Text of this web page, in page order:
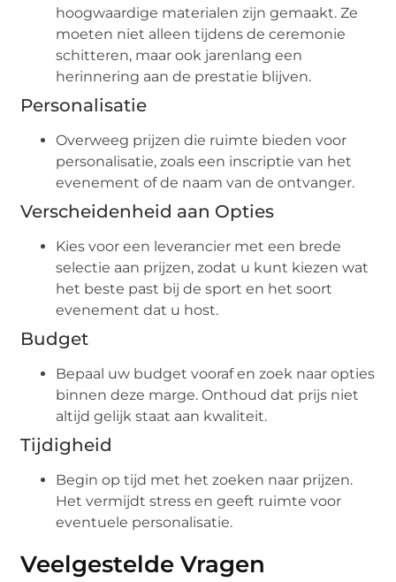
hoogwaardige materialen zijn gemaakt. Ze
moeten niet alleen tijdens de ceremonie
schitteren, maar ook jarenlang een
herinnering aan de prestatie blijven.
Personalisatie
Overweeg prijzen die ruimte bieden voor
personalisatie, zoals een inscriptie van het
evenement of de naam van de ontvanger.
Verscheidenheid aan Opties
Kies voor een leverancier met een brede
selectie aan prijzen, zodat u kunt kiezen wat
het beste past bij de sport en het soort
evenement dat u host.
Budget
Bepaal uw budget vooraf en zoek naar opties
binnen deze marge. Onthoud dat prijs niet
altijd gelijk staat aan kwaliteit.
Tijdigheid
Begin op tijd met het zoeken naar prijzen.
Het vermijdt stress en geeft ruimte voor
eventuele personalisatie.
Veelgestelde Vragen